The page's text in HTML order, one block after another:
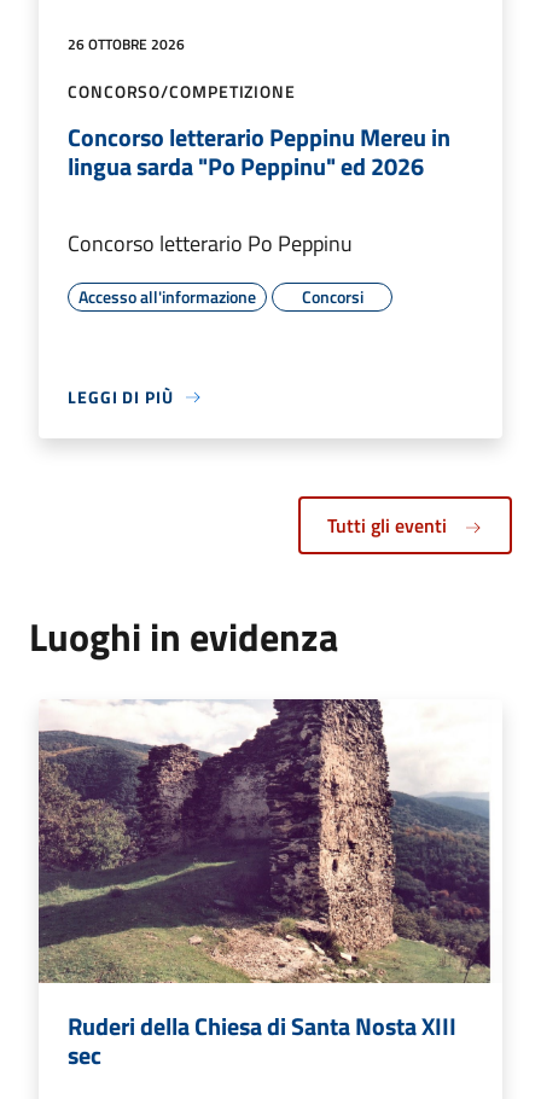
26 OTTOBRE 2026
CONCORSO/COMPETIZIONE
Concorso letterario Peppinu Mereu in
lingua sarda "Po Peppinu" ed 2026
Concorso letterario Po Peppinu
Accesso all'informazione Concorsi
LEGGI DI PIÙ
Tutti gli eventi
Luoghi in evidenza
Ruderi della Chiesa di Santa Nosta XIII
sec